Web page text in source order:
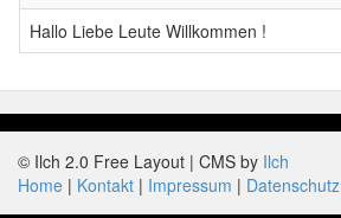
Hallo Liebe Leute Willkommen !
© Ilch 2.0 Free Layout | CMS by Ilch
Home
Kontakt Impressum Datenschutz